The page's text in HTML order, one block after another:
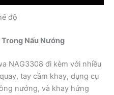
độ
Trong Nấu Nướng
NAG3308 đi kèm với nhiều
tay cầm khay, dụng cụ
nướng, và khay hứng